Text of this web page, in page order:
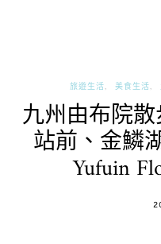
旅遊生活 美食生活
九州由布院
站前、金鱗
Yufuin